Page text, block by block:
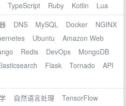
TypeScript Ruby Kotlin Lua
DNS MySQL Docker
NGINX
Ubuntu
Amazon Web
Redis DevOps
MongoDB
Flask Tornado
API
自然语言处理
TensorFlow